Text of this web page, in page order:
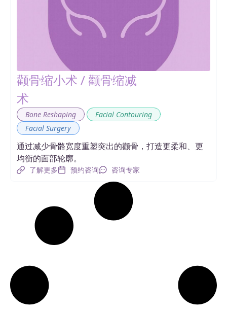
颧骨缩小术 / 颧骨缩减
术
Bone Reshaping Facial Contouring
Facial Surgery
通过减少骨骼宽度重塑突出的颧骨，打造更柔和、更
均衡的面部轮廓。
了解更多 预约咨询 咨询专家